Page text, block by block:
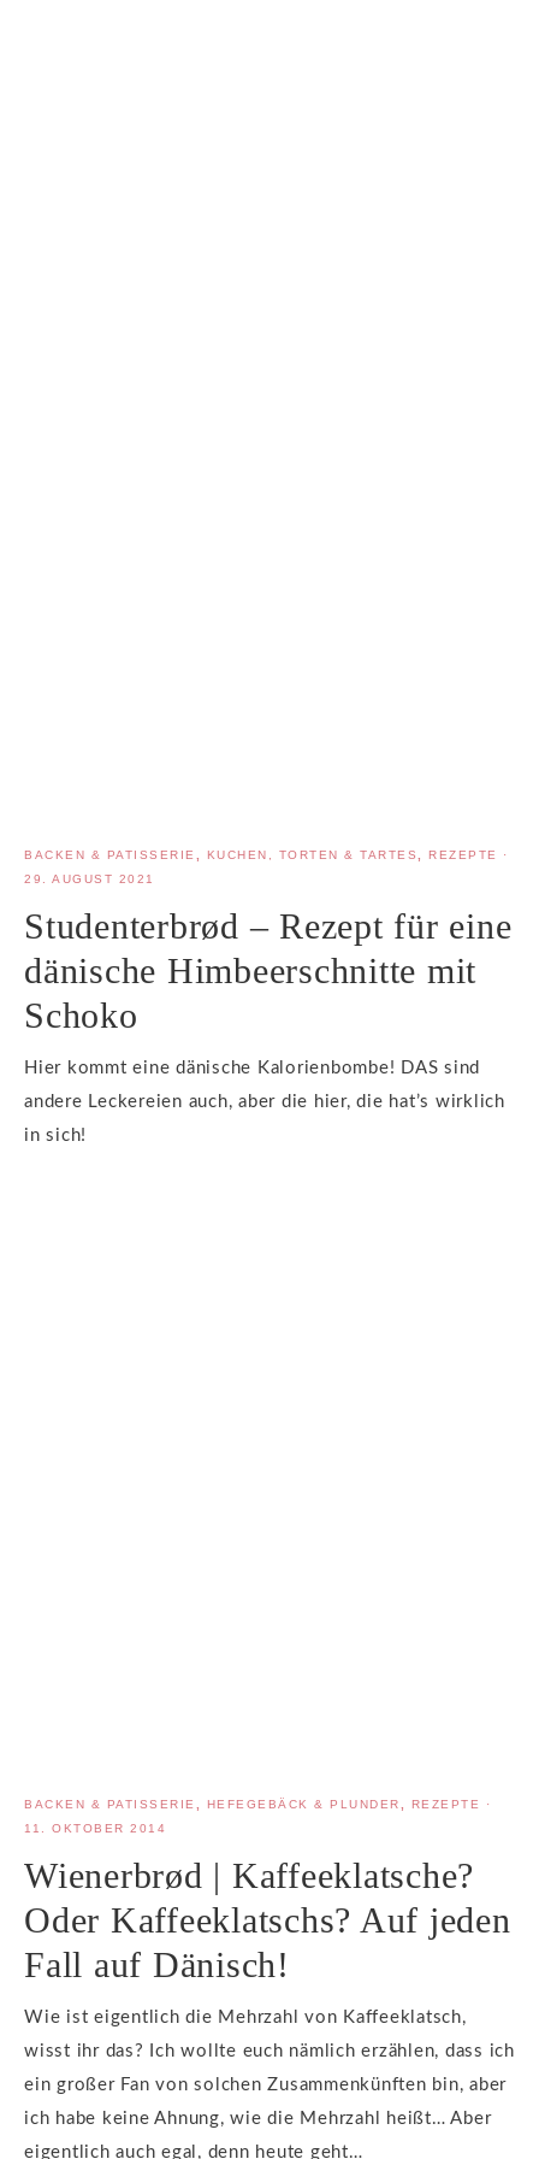
BACKEN & PATISSERIE KUCHEN, TORTEN & TARTES REZEPTE
·
29. AUGUST 2021
Studenterbrød – Rezept für eine
dänische Himbeerschnitte mit
Schoko
Hier kommt eine dänische Kalorienbombe! DAS sind
andere Leckereien auch, aber die hier, die hat’s wirklich
in sich!
BACKEN & PATISSERIE HEFEGEBÄCK & PLUNDER REZEPTE
·
11. OKTOBER 2014
Wienerbrød | Kaffeeklatsche?
Oder Kaffeeklatschs? Auf jeden
Fall auf Dänisch!
Wie ist eigentlich die Mehrzahl von Kaffeeklatsch,
wisst ihr das? Ich wollte euch nämlich erzählen, dass ich
ein großer Fan von solchen Zusammenkünften bin, aber
ich habe keine Ahnung, wie die Mehrzahl heißt… Aber
eigentlich auch egal, denn heute geht…